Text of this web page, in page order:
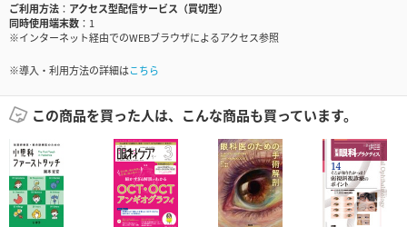
ご利用方法
アクセス型配信サービス（買切型）
同時使用端末数
1
※インターネット経由でのWEBブラウザによるアクセス参照
※導入・利用方法の詳細はこちら
この商品を買った人は、こんな商品も買っています。